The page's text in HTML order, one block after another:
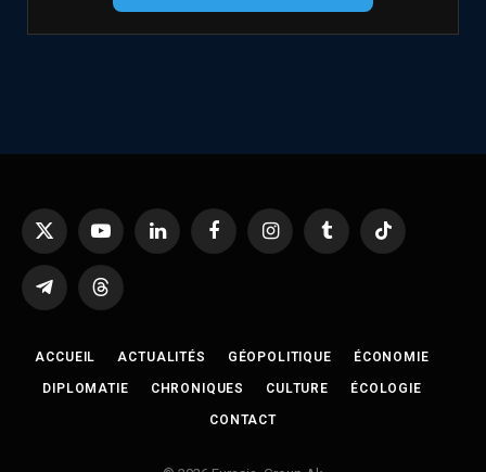
X
YouTubeLinkedIn FacebookInstagramTumblr TikTok
TelegramThreads
ACCUEIL ACTUALITÉS GÉOPOLITIQUE ÉCONOMIE
DIPLOMATIE CHRONIQUES CULTURE ÉCOLOGIE
CONTACT